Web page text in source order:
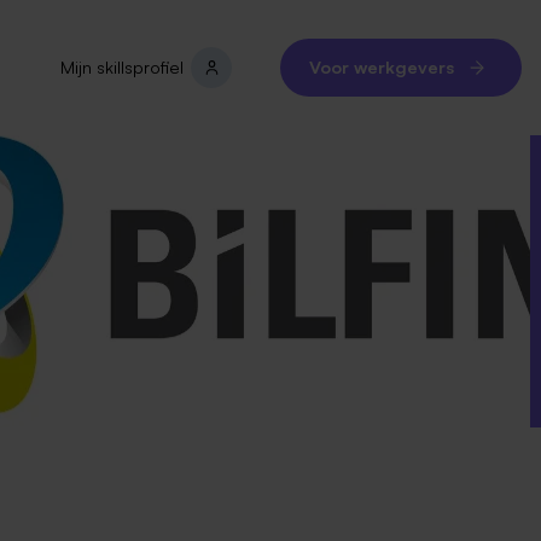
Mijn skillsprofiel Voor werkgevers